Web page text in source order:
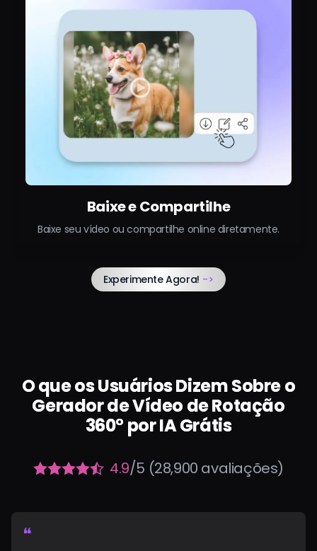
Baixe e Compartilhe
Baixe seu vídeo ou compartilhe online diretamente.
Experimente Agora! ->
O que os Usuários Dizem Sobre o
Gerador de Vídeo de Rotação
360° por IA Grátis
4.9/5 (28,900 avaliações)
❝